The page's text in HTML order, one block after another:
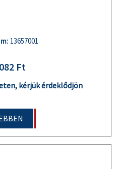
13657001
Ft
kérjük érdeklődjön